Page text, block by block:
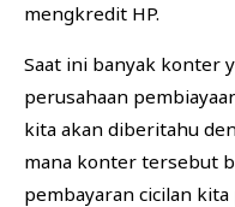
mengkredit HP.
Saat ini banyak konter
perusahaan
kita akan diberitahu
mana konter tersebut
pembayaran cicilan